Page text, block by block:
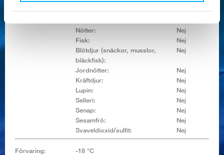
Ägg:
Nej
Nötter:
Nej
Fisk:
Nej
Blötdjur (snäckor, musslor,
bläckfisk):
Nej
Jordnötter:
Nej
Kräftdjur:
Nej
Lupin:
Nej
Selleri:
Nej
Senap:
Nej
Sesamfrö:
Nej
Svaveldioxid/sulfit:
Nej
Förvaring: -18 °C